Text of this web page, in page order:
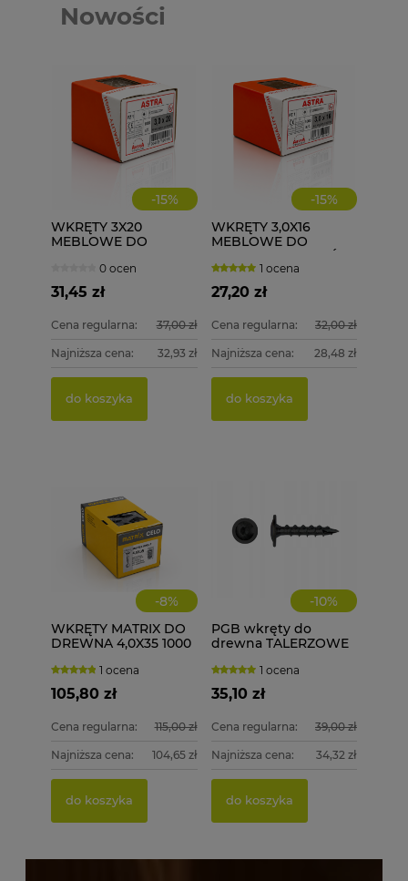
Nowości
-15%
WKRĘTY 3X20
MEBLOWE DO
szt. ASTRA0 ocen
31,45 zł
Cena regularna: 37,00 zł
Najniższa cena: 32,93 zł
do koszyka
-15%
WKRĘTY 3,0X16
MEBLOWE DO
DREWNA ZAWIASÓW
1000 szt. 3x16
1 ocena
27,20 zł
Cena regularna: 32,00 zł
Najniższa cena: 28,48 zł
do koszyka
-8%
WKRĘTY MATRIX DO
DREWNA 4,0X35 1000
1 ocena
105,80 zł
Cena regularna: 115,00 zł
Najniższa cena: 104,65 zł
do koszyka
-10%
PGB wkręty do
drewna TALERZOWE
szt. + BIT1 ocena
35,10 zł
Cena regularna: 39,00 zł
Najniższa cena: 34,32 zł
do koszyka